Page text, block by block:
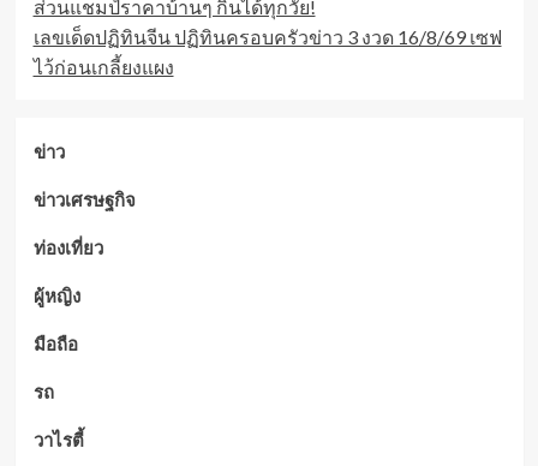
ส่วนแชมป์ราคาบ้านๆ กินได้ทุกวัย!
เลขเด็ดปฏิทินจีน ปฏิทินครอบครัวข่าว 3 งวด 16/8/69 เซฟ
ไว้ก่อนเกลี้ยงแผง
ข่าว
ข่าวเศรษฐกิจ
ท่องเที่ยว
ผู้หญิง
มือถือ
รถ
วาไรตี้